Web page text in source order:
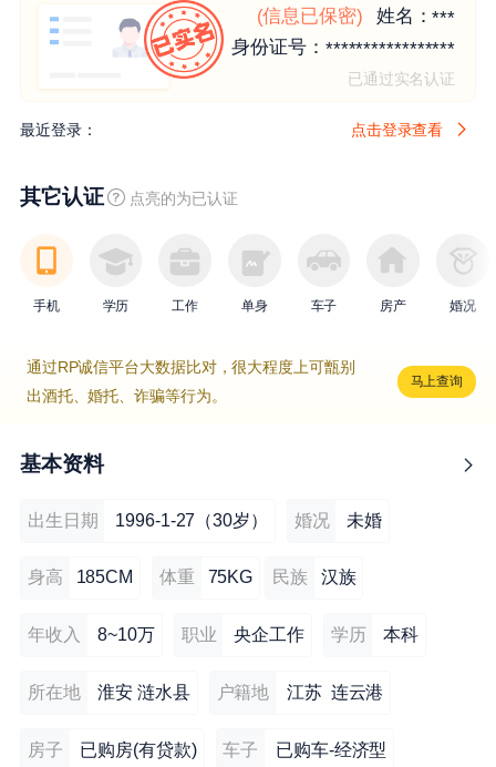
(信息已保密) 姓名：***
身份证号： *****************
已通过实名认证
最近登录： 点击登录查看
其它认证 点亮的为已认证
手机 学历 工作 单身 车子 房产 婚况
通过RP诚信平台大数据比对，很大程度上可甑别
出酒托、婚托、诈骗等行为。
马上查询
基本资料
出生日期 1996-1-27（30岁） 婚况 未婚
身高 185CM 体重 75KG 民族 汉族
年收入 8~10万 职业 央企工作 学历 本科
所在地 淮安 涟水县 户籍地 江苏 连云港
房子 已购房(有贷款) 车子 已购车-经济型